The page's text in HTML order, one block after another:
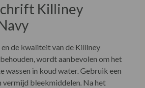
Killiney
de kwaliteit van de Killiney
wordt aanbevolen om het
wassen in koud water. Gebruik een
vermijd bleekmiddelen. Na het